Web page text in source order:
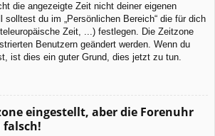
die angezeigte Zeit nicht deiner eigenen
du im „Persönlichen Bereich“ die für dich
Zeit, ...) festlegen. Die Zeitzone
Benutzern geändert werden. Wenn du
ist dies ein guter Grund, dies jetzt zu tun.
eingestellt, aber die Forenuhr